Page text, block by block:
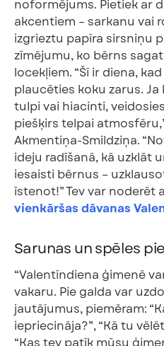
noformējums. Pietiek ar
akcentiem – sarkanu vai
izgrieztu papīra sirsniņu
zīmējumu, ko bērns
locekļiem. “Šī ir diena,
plaucēties koku zarus.
tulpi vai hiacinti,
piešķirs telpai
Akmentiņa-Smildziņa.
ideju radīšanā, kā uzklāt
iesaisti bērnus –
īstenot!” Tev var noderēt
vienkāršas dāvanas
Sarunas un spēles
“Valentīndiena ģimenē
vakaru. Pie galda var
jautājumus, piemēram:
iepriecināja?”, “Kā tu
“Kas tev patīk mūsu